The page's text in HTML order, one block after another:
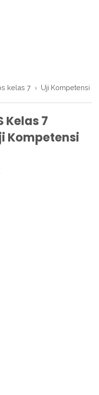
kelas 7 › Uji Kompetensi
Kelas 7
Kompetensi